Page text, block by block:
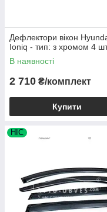
Дефлектори вікон
Ioniq - тип: з хромом 4
В наявності
2 710 ₴/комплект
Купити
HIC